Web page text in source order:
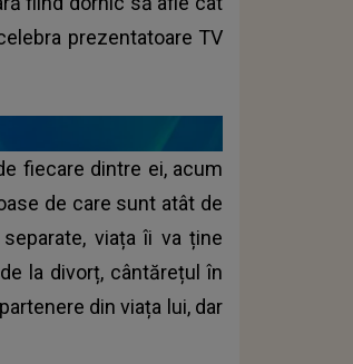
prezentatoare TV
fiecare dintre ei, acum
de care sunt atât de
viața îi va ține
la divorț, cântărețul în
din viața lui, dar